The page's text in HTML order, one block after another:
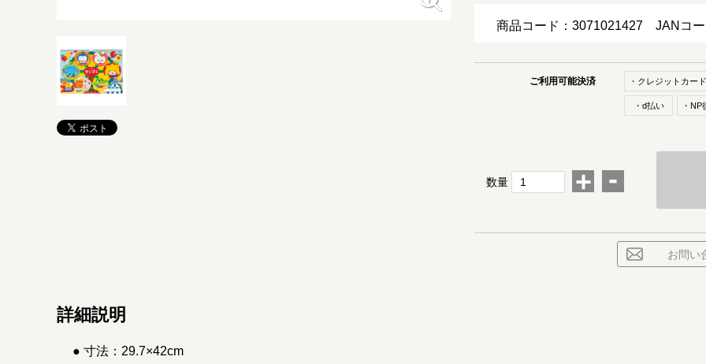
商品コード：3071021427 JANコ
ご利用可能決済 ・クレジットカード
・d払い ・NP
数量 + -
お問い
詳細説明
● 寸法：29.7×42cm